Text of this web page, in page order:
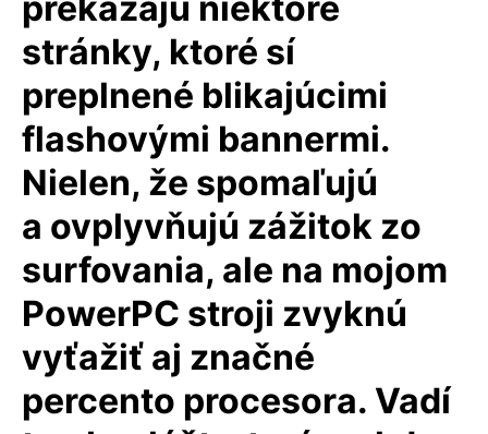
prekážajú niektoré
stránky, ktoré sí
preplnené blikajúcimi
flashovými bannermi.
Nielen, že spomaľujú
a ovplyvňujú zážitok zo
surfovania, ale na mojom
PowerPC stroji zvyknú
vyťažiť aj značné
percento procesora. Vadí